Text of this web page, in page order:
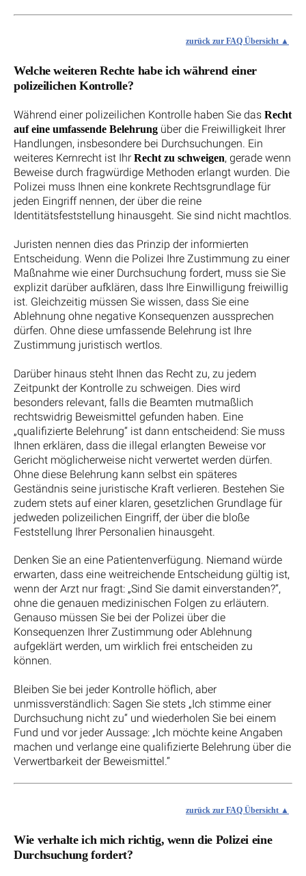
zurück zur FAQ Übersicht
Welche weiteren Rechte habe ich während einer
polizeilichen Kontrolle?
Während einer polizeilichen Kontrolle haben Sie das Recht
auf eine umfassende Belehrung über die Freiwilligkeit Ihrer
Handlungen, insbesondere bei Durchsuchungen. Ein
weiteres Kernrecht ist Ihr Recht zu schweigen, gerade wenn
Beweise durch fragwürdige Methoden erlangt wurden. Die
Polizei muss Ihnen eine konkrete Rechtsgrundlage für
jeden Eingriff nennen, der über die reine
Identitätsfeststellung hinausgeht. Sie sind nicht machtlos.
Juristen nennen dies das Prinzip der informierten
Entscheidung. Wenn die Polizei Ihre Zustimmung zu einer
Maßnahme wie einer Durchsuchung fordert, muss sie Sie
explizit darüber aufklären, dass Ihre Einwilligung freiwillig
ist. Gleichzeitig müssen Sie wissen, dass Sie eine
Ablehnung ohne negative Konsequenzen aussprechen
dürfen. Ohne diese umfassende Belehrung ist Ihre
Zustimmung juristisch wertlos.
Darüber hinaus steht Ihnen das Recht zu, zu jedem
Zeitpunkt der Kontrolle zu schweigen. Dies wird
besonders relevant, falls die Beamten mutmaßlich
rechtswidrig Beweismittel gefunden haben. Eine
„qualifizierte Belehrung“ ist dann entscheidend: Sie muss
Ihnen erklären, dass die illegal erlangten Beweise vor
Gericht möglicherweise nicht verwertet werden dürfen.
Ohne diese Belehrung kann selbst ein späteres
Geständnis seine juristische Kraft verlieren. Bestehen Sie
zudem stets auf einer klaren, gesetzlichen Grundlage für
jedweden polizeilichen Eingriff, der über die bloße
Feststellung Ihrer Personalien hinausgeht.
Denken Sie an eine Patientenverfügung. Niemand würde
erwarten, dass eine weitreichende Entscheidung gültig ist,
wenn der Arzt nur fragt: „Sind Sie damit einverstanden?“,
ohne die genauen medizinischen Folgen zu erläutern.
Genauso müssen Sie bei der Polizei über die
Konsequenzen Ihrer Zustimmung oder Ablehnung
aufgeklärt werden, um wirklich frei entscheiden zu
können.
Bleiben Sie bei jeder Kontrolle höflich, aber
unmissverständlich: Sagen Sie stets „Ich stimme einer
Durchsuchung nicht zu“ und wiederholen Sie bei einem
Fund und vor jeder Aussage: „Ich möchte keine Angaben
machen und verlange eine qualifizierte Belehrung über die
Verwertbarkeit der Beweismittel.“
zurück zur FAQ Übersicht
Wie verhalte ich mich richtig, wenn die Polizei eine
Durchsuchung fordert?